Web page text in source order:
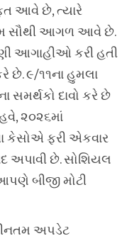
આવે છે, ત્યારે
સૌથી આગળ આવે છે.
આગાહીઓ કરી હતી
૯/૧૧ના હુમલા
સમર્થકો દાવો કરે છે
૨૦૨૬માં
કેસોએ ફરી એકવાર
અપાવી છે. સોશિયલ
બીજી મોટી
અપડેટ